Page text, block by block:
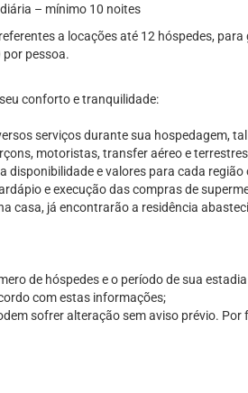
– mínimo 10 noites
a locações até 12 hóspedes,
por pessoa.
conforto e tranquilidade:
serviços durante sua hospedagem,
motoristas, transfer aéreo e
disponibilidade e valores para cada
e execução das compras de
casa, já encontrarão a residência
de hóspedes e o período de sua
com estas informações;
sofrer alteração sem aviso prévio.